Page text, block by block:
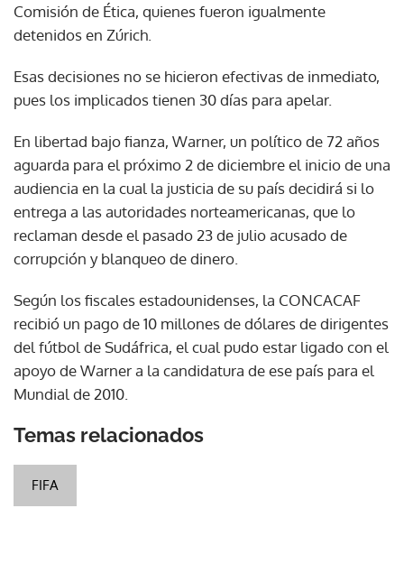
Comisión de Ética, quienes fueron igualmente
detenidos en Zúrich.
Esas decisiones no se hicieron efectivas de inmediato,
pues los implicados tienen 30 días para apelar.
En libertad bajo fianza, Warner, un político de 72 años
aguarda para el próximo 2 de diciembre el inicio de una
audiencia en la cual la justicia de su país decidirá si lo
entrega a las autoridades norteamericanas, que lo
reclaman desde el pasado 23 de julio acusado de
corrupción y blanqueo de dinero.
Según los fiscales estadounidenses, la CONCACAF
recibió un pago de 10 millones de dólares de dirigentes
del fútbol de Sudáfrica, el cual pudo estar ligado con el
apoyo de Warner a la candidatura de ese país para el
Mundial de 2010.
Temas relacionados
FIFA